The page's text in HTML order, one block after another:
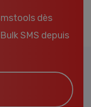
dès
SMS depuis